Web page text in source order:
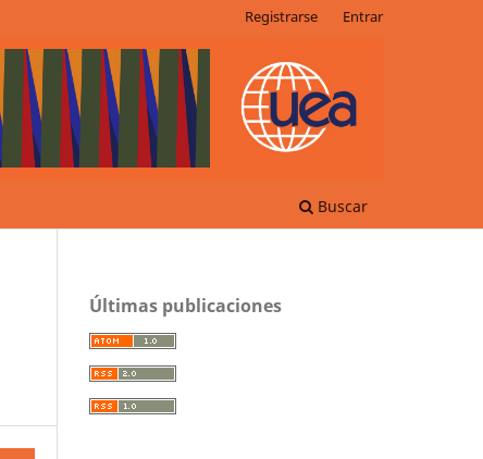
Buscar
Registrarse Entrar
Últimas publicaciones